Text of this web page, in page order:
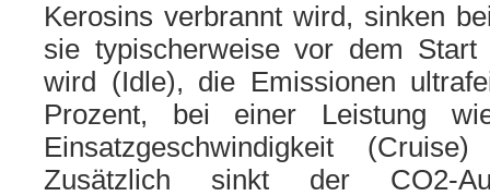
Kerosins ver­brannt wird, sin­ken
sie typi­scher­wei­se vor dem
wird (Idle), die Emissionen
Prozent, bei einer Leistung
Einsatzgeschwindigkeit
Zusätzlich sinkt der CO2-